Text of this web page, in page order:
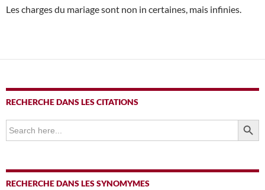
Les charges du mariage sont non in certaines, mais infinies.
RECHERCHE DANS LES CITATIONS
Search
for:
SEARCH
RECHERCHE DANS LES SYNOMYMES